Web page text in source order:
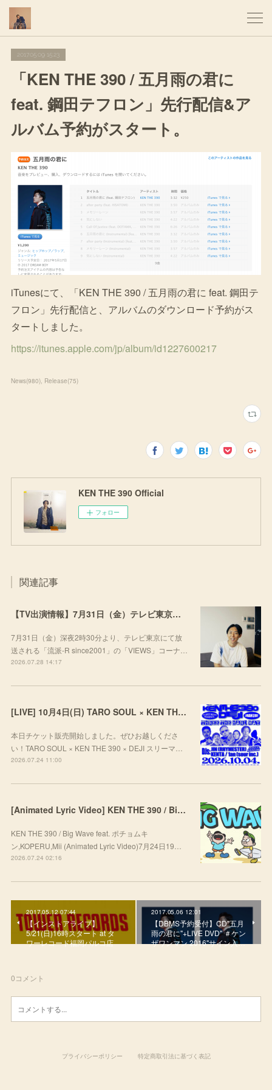
2017.05.09 15:23
「KEN THE 390 / 五月雨の君に
feat. 鋼田テフロン」先行配信&ア
ルバム予約がスタート。
iTunesにて、「KEN THE 390 / 五月雨の君に feat. 鋼田テ
フロン」先行配信と、アルバムのダウンロード予約がス
タートしました。
https://itunes.apple.com/jp/album/id1227600217
News(980) Release(75)
KEN THE 390 Official
フォロー
関連記事
【TV出演情報】7月31日（金）テレビ東京「流派-R since2001」
7月31日（金）深夜2時30分より、テレビ東京にて放
送される「流派-R since2001」の「VIEWS」コーナ…
2026.07.28 14:17
[LIVE] 10月4日(日) TARO SOUL × KEN THE 390 × DEJI スリーマンLIVE "THREE THE HARD WAY” @ ORD. 代官山
本日チケット販売開始しました。ぜひお越しくださ
い！TARO SOUL × KEN THE 390 × DEJI スリーマ…
2026.07.24 11:00
[Animated Lyric Video] KEN THE 390 / Big Wave feat. ポチョムキン,KOPERU,Mii
KEN THE 390 / Big Wave feat. ポチョムキ
ン,KOPERU,Mii (Animated Lyric Video)7月24日19…
2026.07.24 02:16
2017.05.12 07:44
【インストアライブ】
5/21(日)16時スタート at タ
ワーレコード福岡パルコ店
2017.05.06 12:01
【DBMS予約受付】CD"五月
雨の君に"+LIVE DVD" ＃ケン
ザワンマン 2016"サイン入…
0コメント
プライバシーポリシー 特定商取引法に基づく表記